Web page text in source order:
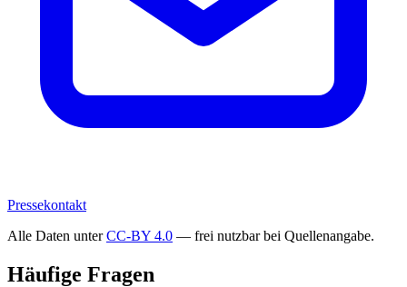
Pressekontakt
Alle Daten unterCC-BY 4.0 — frei nutzbar bei Quellenangabe.
Häufige Fragen